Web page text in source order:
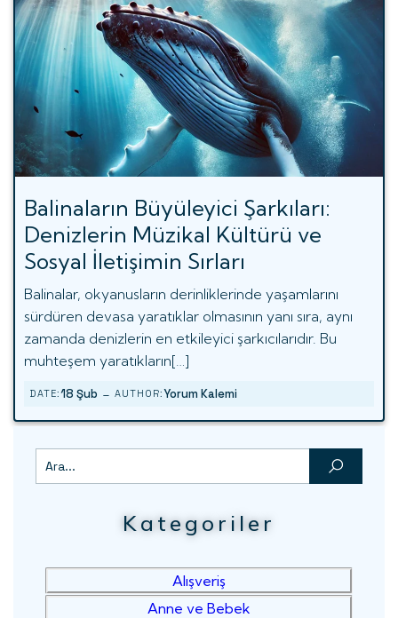
Balinaların Büyüleyici Şarkıları:
Denizlerin Müzikal Kültürü ve
Sosyal İletişimin Sırları
Balinalar, okyanusların derinliklerinde yaşamlarını
sürdüren devasa yaratıklar olmasının yanı sıra, aynı
zamanda denizlerin en etkileyici şarkıcılarıdır. Bu
muhteşem yaratıkların[…]
DATE:18 Şub - AUTHOR:Yorum Kalemi
Kategoriler
Alışveriş
Anne ve Bebek